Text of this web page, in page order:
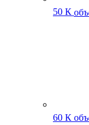
50 К
60 К